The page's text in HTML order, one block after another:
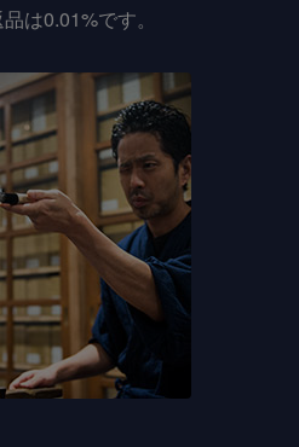
は0.01%です。